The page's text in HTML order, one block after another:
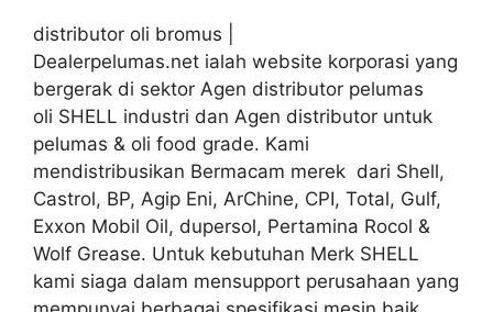
distributor oli bromus |
Dealerpelumas.net ialah website korporasi yang
bergerak di sektor Agen distributor pelumas
oli SHELL industri dan Agen distributor untuk
pelumas & oli food grade. Kami
mendistribusikan Bermacam merek dari Shell,
Castrol, BP, Agip Eni, ArChine, CPI, Total, Gulf,
Exxon Mobil Oil, dupersol, Pertamina Rocol &
Wolf Grease. Untuk kebutuhan Merk SHELL
kami siaga dalam mensupport perusahaan yang